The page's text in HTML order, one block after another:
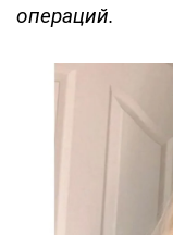
операций.